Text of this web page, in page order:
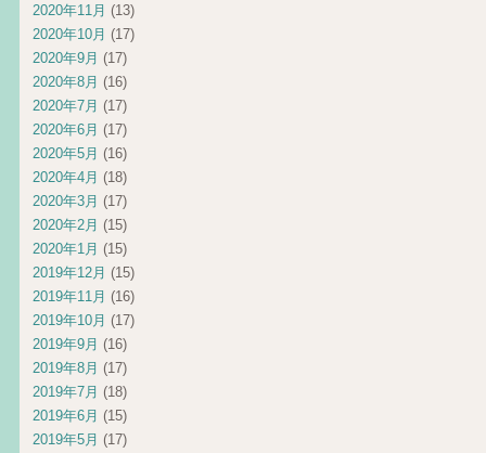
2020年11月 (13)
2020年10月 (17)
2020年9月 (17)
2020年8月 (16)
2020年7月 (17)
2020年6月 (17)
2020年5月 (16)
2020年4月 (18)
2020年3月 (17)
2020年2月 (15)
2020年1月 (15)
2019年12月 (15)
2019年11月 (16)
2019年10月 (17)
2019年9月 (16)
2019年8月 (17)
2019年7月 (18)
2019年6月 (15)
2019年5月 (17)